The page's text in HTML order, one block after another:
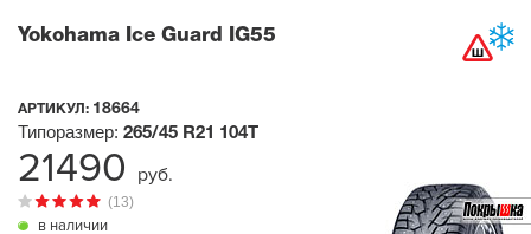
Yokohama Ice Guard IG55
АРТИКУЛ: 18664
в наличии
(13)
Типоразмер: 265/45 R21 104T
21490 руб.